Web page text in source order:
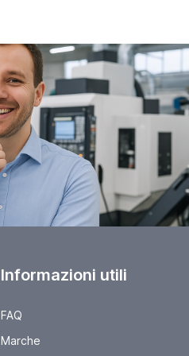
Informazioni utili
FAQ
Marche